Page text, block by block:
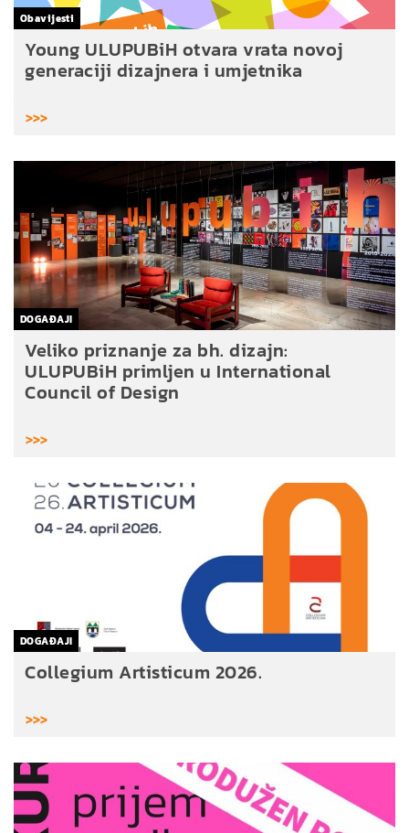
Obavijesti
Young ULUPUBiH otvara vrata novoj
generaciji dizajnera i umjetnika
>>>
DOGAĐAJI
Veliko priznanje za bh. dizajn:
ULUPUBiH primljen u International
Council of Design
>>>
DOGAĐAJI
Collegium Artisticum 2026.
>>>